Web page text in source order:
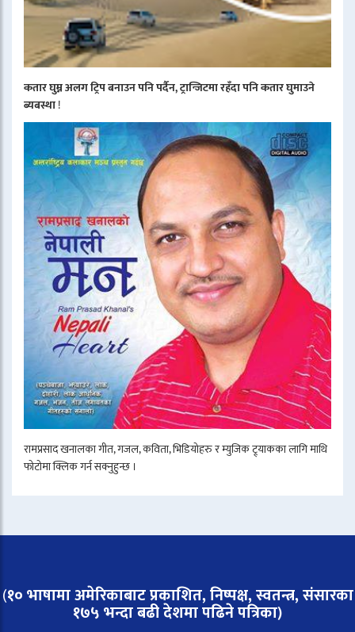
कतार घुम्न अलग ट्रिप बनाउन पनि पर्दैन, ट्रान्जिटमा रहँदा पनि कतार घुमाउने
ब्यबस्था!
रामप्रसाद खनालका गीत, गजल, कविता, भिडियोहरु र म्युजिक ट्र्याकका लागि माथि
फोटोमा क्लिक गर्न सक्नुहुन्छ ।
(१० भाषामा अमेरिकाबाट प्रकाशित, निष्पक्ष, स्वतन्त्र,संसारका
१७५ भन्दा बढी देशमा पढिने पत्रिका)